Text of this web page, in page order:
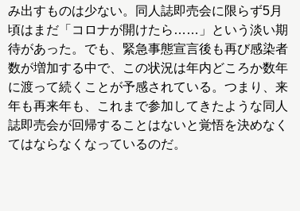
み出すものは少ない。同人誌即売会に限らず5月
頃はまだ「コロナが開けたら……」という淡い期
待があった。でも、緊急事態宣言後も再び感染者
数が増加する中で、この状況は年内どころか数年
に渡って続くことが予感されている。つまり、来
年も再来年も、これまで参加してきたような同人
誌即売会が回帰することはないと覚悟を決めなく
てはならなくなっているのだ。